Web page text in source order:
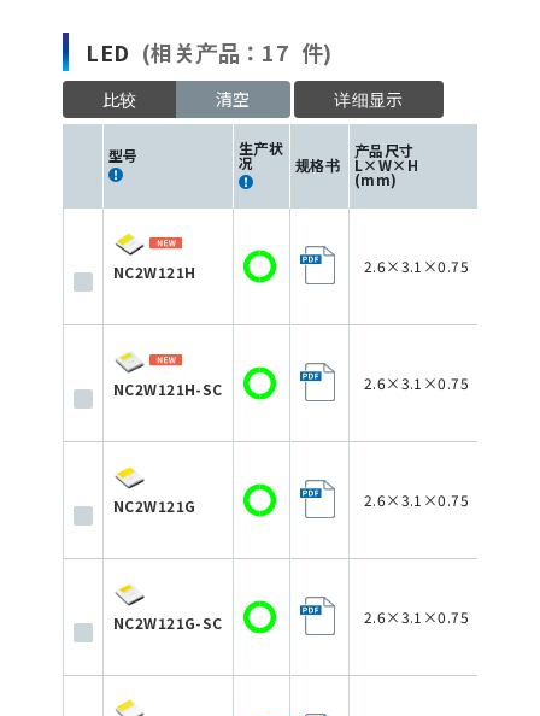
LED (相关产品：17 件)
比较 清空 详细显示
型号 生产状
况 规格书
产品尺寸
L×W×H
(mm)
NC2W121H 2.6×3.1×0.75
NC2W121H-SC 2.6×3.1×0.75
NC2W121G 2.6×3.1×0.75
NC2W121G-SC 2.6×3.1×0.75